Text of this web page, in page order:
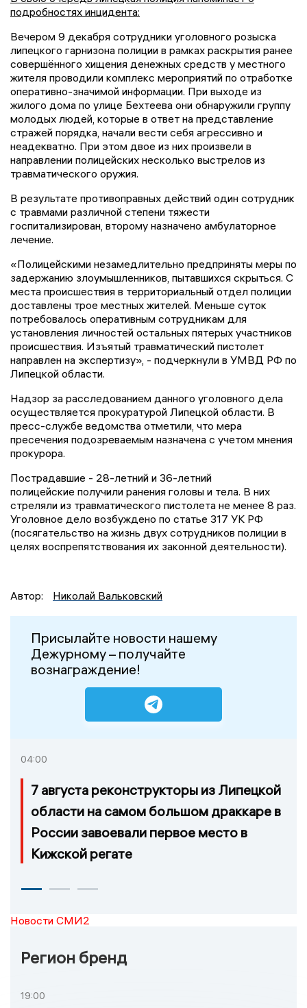
подробностях инцидента:
Вечером 9 декабря сотрудники уголовного розыска
липецкого гарнизона полиции в рамках раскрытия ранее
совершённого хищения денежных средств у местного
жителя проводили комплекс мероприятий по отработке
оперативно-значимой информации. При выходе из
жилого дома по улице Бехтеева они обнаружили группу
молодых людей, которые в ответ на представление
стражей порядка, начали вести себя агрессивно и
неадекватно. При этом двое из них произвели в
направлении полицейских несколько выстрелов из
травматического оружия.
В результате противоправных действий один сотрудник
с травмами различной степени тяжести
госпитализирован, второму назначено амбулаторное
лечение.
«Полицейскими незамедлительно предприняты меры по
задержанию злоумышленников, пытавшихся скрыться. С
места происшествия в территориальный отдел полиции
доставлены трое местных жителей. Меньше суток
потребовалось оперативным сотрудникам для
установления личностей остальных пятерых участников
происшествия. Изъятый травматический пистолет
направлен на экспертизу», - подчеркнули в УМВД РФ по
Липецкой области.
Надзор за расследованием данного уголовного дела
осуществляется прокуратурой Липецкой области. В
пресс-службе ведомства отметили, что мера
пресечения подозреваемым назначена с учетом мнения
прокурора.
Пострадавшие - 28-летний и 36-летний
полицейские получили ранения головы и тела. В них
стреляли из травматического пистолета не менее 8 раз.
Уголовное дело возбуждено по статье 317 УК РФ
(посягательство на жизнь двух сотрудников полиции в
целях воспрепятствования их законной деятельности).
Автор: Николай Вальковский
Присылайте новости нашему
Дежурному – получайте
вознаграждение!
04:00
7 августа реконструкторы из Липецкой
области на самом большом драккаре в
России завоевали первое место в
Кижской регате
Новости СМИ2
Регион бренд
19:00